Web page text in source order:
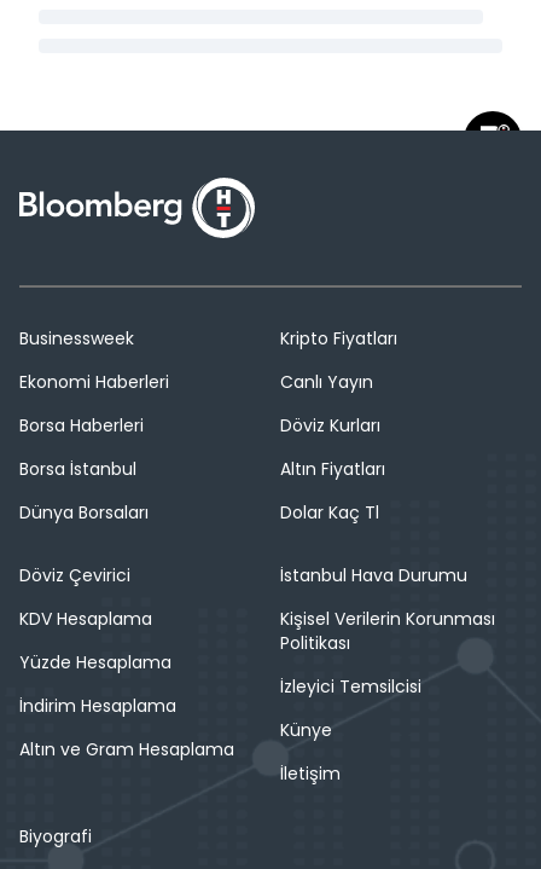
Businessweek
Ekonomi Haberleri
Borsa Haberleri
Borsa İstanbul
Dünya Borsaları
Kripto Fiyatları
Canlı Yayın
Döviz Kurları
Altın Fiyatları
Dolar Kaç Tl
Döviz Çevirici
KDV Hesaplama
Yüzde Hesaplama
İndirim Hesaplama
Altın ve Gram Hesaplama
İstanbul Hava Durumu
Kişisel Verilerin Korunması
Politikası
İzleyici Temsilcisi
Künye
İletişim
Biyografi